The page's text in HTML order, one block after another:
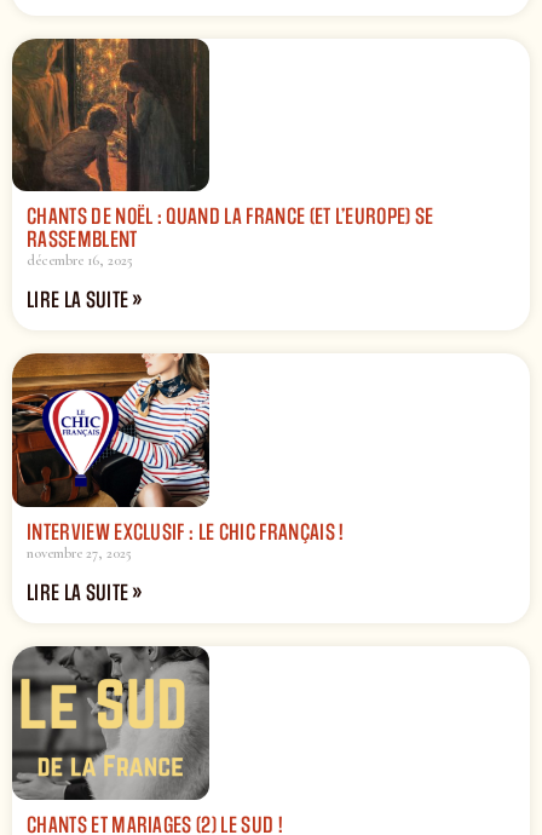
CHANTS DE NOËL : QUAND LA FRANCE (ET L’EUROPE) SE
RASSEMBLENT
décembre 16, 2025
LIRE LA SUITE »
INTERVIEW EXCLUSIF : LE CHIC FRANÇAIS !
novembre 27, 2025
LIRE LA SUITE »
CHANTS ET MARIAGES (2) LE SUD !